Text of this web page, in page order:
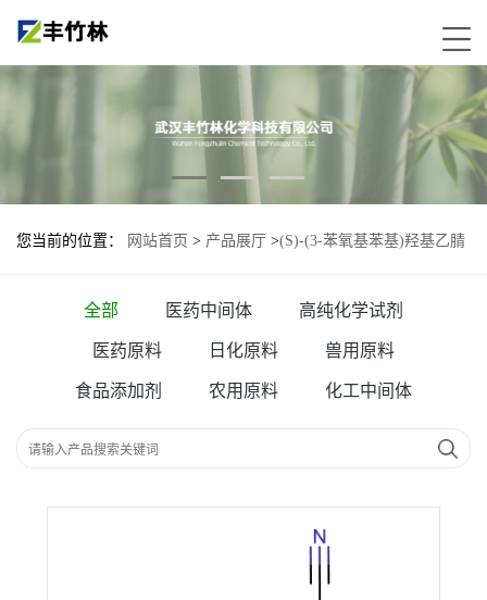
您当前的位置： 网站首页 > 产品展厅 >(S)-(3-苯氧基苯基)羟基乙腈
全部 医药中间体 高纯化学试剂
医药原料 日化原料 兽用原料
食品添加剂 农用原料 化工中间体